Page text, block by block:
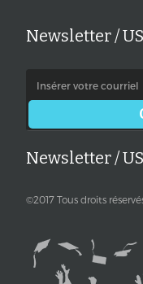
Newsletter /
Newsletter /
©2017 Tous droits